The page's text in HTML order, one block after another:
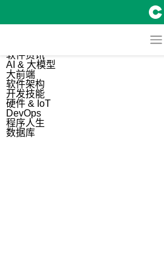
软件资讯
AI & 大模型
大前端
软件架构
开发技能
硬件 & IoT
DevOps
程序人生
数据库